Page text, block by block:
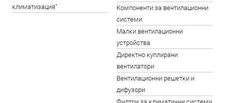
климатизация"
Компоненти за вентилационни
системи
Малки вентилационни
устройства
Директно куплирани
вентилатори
Вентилационни решетки и
дифузори